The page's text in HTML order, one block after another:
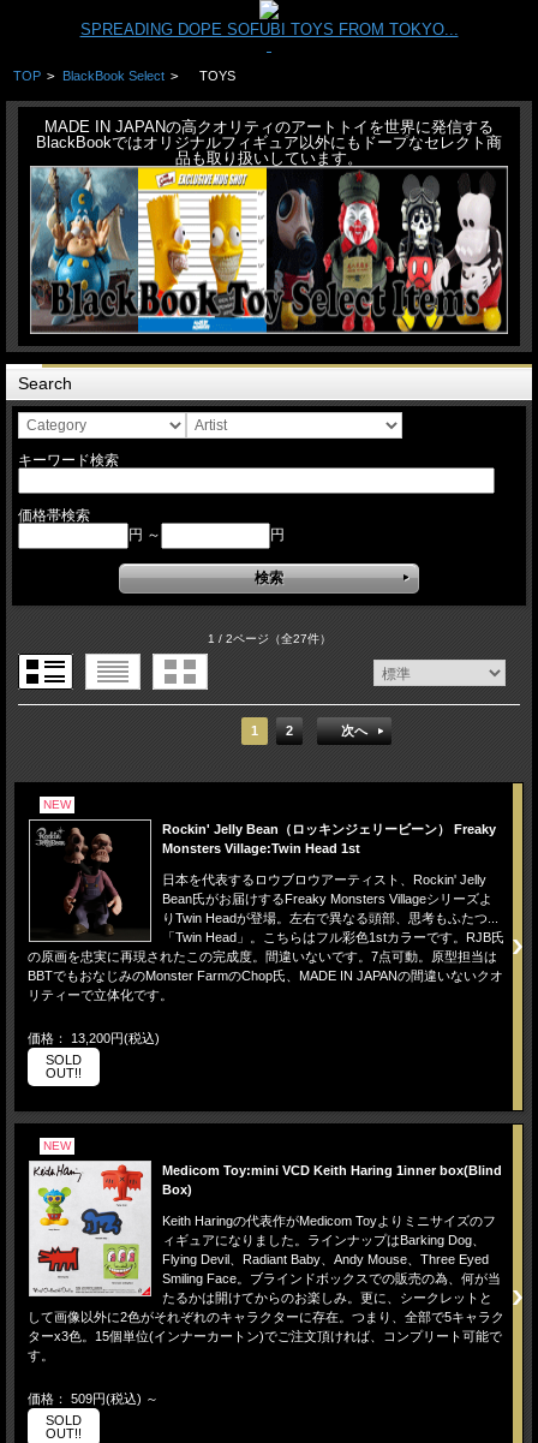
SPREADING DOPE SOFUBI TOYS FROM TOKYO...
TOP > BlackBook Select > TOYS
MADE IN JAPANの高クオリティのアートトイを世界に発信する
BlackBookではオリジナルフィギュア以外にもドープなセレクト商
品も取り扱いしています。
Search
キーワード検索
価格帯検索
円 ～
円
1 / 2ページ（全27件）
1 2 次へ
NEW
Rockin' Jelly Bean（ロッキンジェリービーン） Freaky
Monsters Village:Twin Head 1st
日本を代表するロウブロウアーティスト、Rockin' Jelly
Bean氏がお届けするFreaky Monsters Villageシリーズよ
りTwin Headが登場。左右で異なる頭部、思考もふたつ...
「Twin Head」。こちらはフル彩色1stカラーです。RJB氏
の原画を忠実に再現されたこの完成度。間違いないです。7点可動。原型担当は
BBTでもおなじみのMonster FarmのChop氏、MADE IN JAPANの間違いないクオ
リティーで立体化です。
価格： 13,200円(税込)
SOLD
OUT!!
NEW
Medicom Toy:mini VCD Keith Haring 1inner box(Blind
Box)
Keith Haringの代表作がMedicom Toyよりミニサイズのフ
ィギュアになりました。ラインナップはBarking Dog、
Flying Devil、Radiant Baby、Andy Mouse、Three Eyed
Smiling Face。ブラインドボックスでの販売の為、何が当
たるかは開けてからのお楽しみ。更に、シークレットと
して画像以外に2色がそれぞれのキャラクターに存在。つまり、全部で5キャラク
ターx3色。15個単位(インナーカートン)でご注文頂ければ、コンプリート可能で
す。
価格： 509円(税込) ～
SOLD
OUT!!